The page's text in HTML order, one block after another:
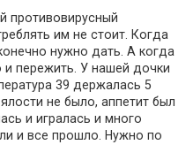
противовирусный
им не стоит. Когда
нужно дать. А когда
пережить. У нашей дочки
39 держалась 5
не было, аппетит был
и игралась и много
и все прошло. Нужно по